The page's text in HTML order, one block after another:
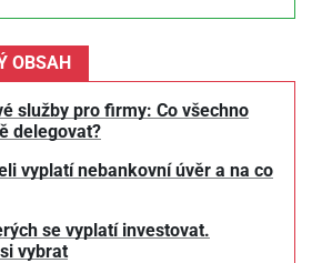
OBSAH
služby pro firmy: Co všechno
delegovat?
vyplatí nebankovní úvěr a na co
se vyplatí investovat.
vybrat